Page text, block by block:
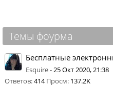
Темы фоурма
Бесплатные
Esquire -25 Окт 2020, 21:38
Ответов:414 Просм: 137.2K